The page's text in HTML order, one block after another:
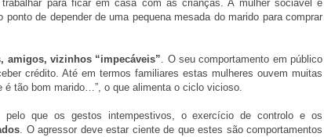
para ficar em casa com as crianças. A mulher sociável e
de depender de uma pequena mesada do marido para comprar
amigos, vizinhos “impecáveis”. O seu comportamento em público
crédito. Até em termos familiares estas mulheres ouvem muitas
é tão bom marido…”, o que alimenta o ciclo vicioso.
pelo que os gestos intempestivos, o exercício de controlo e os
. O agressor deve estar ciente de que estes são comportamentos